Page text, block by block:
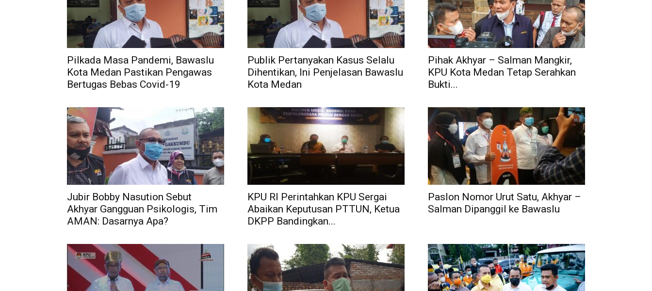
Pilkada Masa Pandemi, Bawaslu
Kota Medan Pastikan Pengawas
Bertugas Bebas Covid-19
Publik Pertanyakan Kasus Selalu
Dihentikan, Ini Penjelasan Bawaslu
Kota Medan
Pihak Akhyar – Salman Mangkir,
KPU Kota Medan Tetap Serahkan
Bukti...
Jubir Bobby Nasution Sebut
Akhyar Gangguan Psikologis, Tim
AMAN: Dasarnya Apa?
KPU RI Perintahkan KPU Sergai
Abaikan Keputusan PTTUN, Ketua
DKPP Bandingkan...
Paslon Nomor Urut Satu, Akhyar –
Salman Dipanggil ke Bawaslu